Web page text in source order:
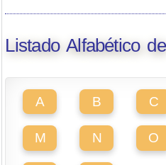
Listado Alfabético
A B C
M N O